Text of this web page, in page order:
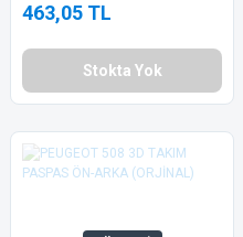
463,05 TL
Stokta Yok